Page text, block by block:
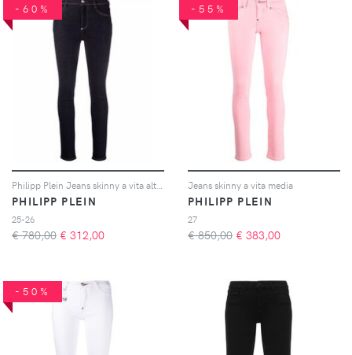
-60%
PHILIPP PLEIN
25-26
€ 780,00 € 312,00
-55%
Jeans skinny a vita media
PHILIPP PLEIN
27
€ 850,00 € 383,00
-50%